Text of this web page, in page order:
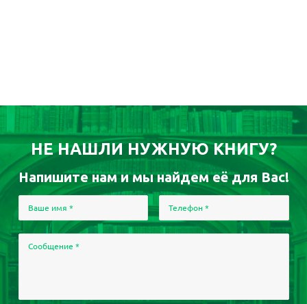
НЕ НАШЛИ НУЖНУЮ КНИГУ?
Напишите нам и мы найдем её для Вас!
Ваше имя * Телефон *
Сообщение *